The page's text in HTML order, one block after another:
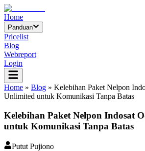
Home
Panduan
Pricelist
Blog
Webreport
Login
Home » Blog » Kelebihan Paket Nelpon
Unlimited untuk Komunikasi Tanpa Batas
Kelebihan Paket Nelpon Indosat
untuk Komunikasi Tanpa Batas
Putut Pujiono